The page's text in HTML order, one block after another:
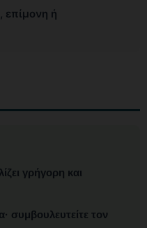
επίμονη ή
γρήγορη και
συμβουλευτείτε τον